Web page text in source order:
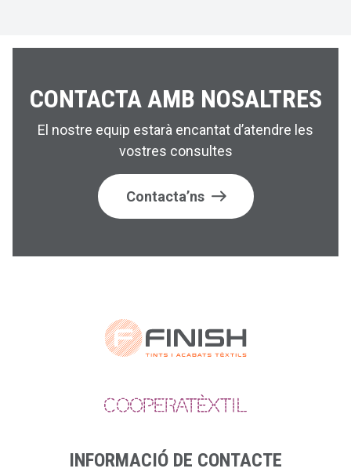
CONTACTA AMB NOSALTRES
El nostre equip estarà encantat d’atendre les
vostres consultes
Contacta’ns
INFORMACIÓ DE CONTACTE